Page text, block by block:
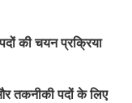
की चयन प्रक्रिया
तकनीकी पदों के लिए